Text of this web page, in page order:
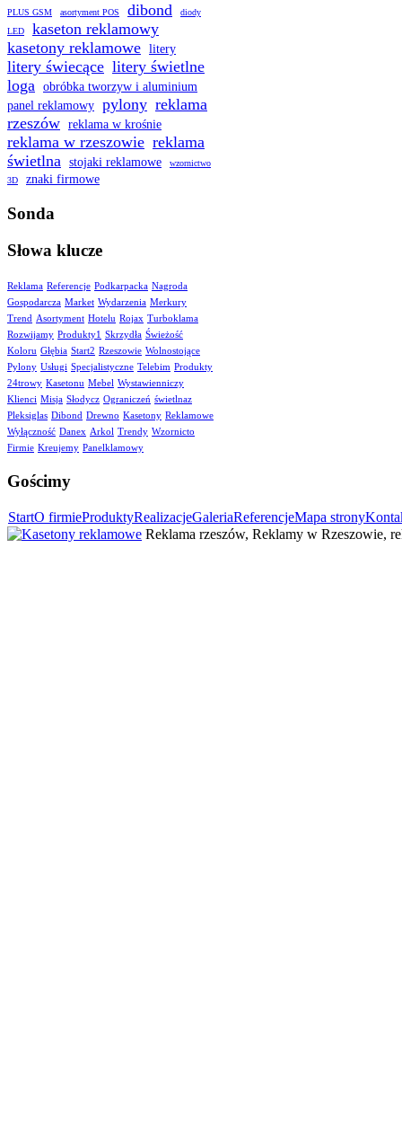
PLUS GSM asortyment POS dibond
diody
LED
kaseton reklamowy
kasetony reklamowe litery
litery świecące litery świetlne
loga obróbka tworzyw i aluminium
panel reklamowy pylony reklama
rzeszów reklama w krośnie
reklama w rzeszowie reklama
świetlna stojaki reklamowe
wzornictwo
3D
znaki firmowe
Sonda
Słowa klucze
Reklama Referencje Podkarpacka Nagroda
Gospodarcza Market Wydarzenia Merkury
Trend Asortyment Hotelu Rojax Turboklama
Rozwijamy Produkty1 Skrzydła Świeżość
Koloru Głębia Start2 Rzeszowie Wolnostojące
Pylony Usługi Specjalistyczne Telebim Produkty
24trowy Kasetonu Mebel Wystawienniczy
Klienci Misja Słodycz Ograniczeń świetlnaz
Pleksiglas Dibond Drewno Kasetony Reklamowe
Wyłączność Danex Arkol Trendy Wzornicto
Firmie Kreujemy Panelklamowy
Gościmy
StartO firmieProduktyRealizacjeGaleriaReferencjeMapa strony
Reklama rzeszów, Reklamy w Rzeszowie,